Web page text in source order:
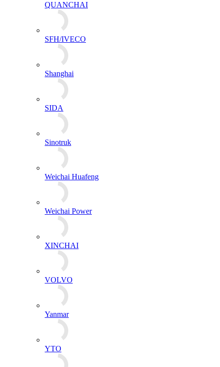
QUANCHAI
SFH/IVECO
Shanghai
SIDA
Sinotruk
Weichai Huafeng
Weichai Power
XINCHAI
VOLVO
Yanmar
YTO